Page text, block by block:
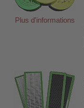
SV58
et WDH-626L
220B
Plus d'informations